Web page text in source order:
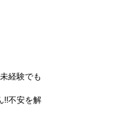
経験でも
!!不安を解